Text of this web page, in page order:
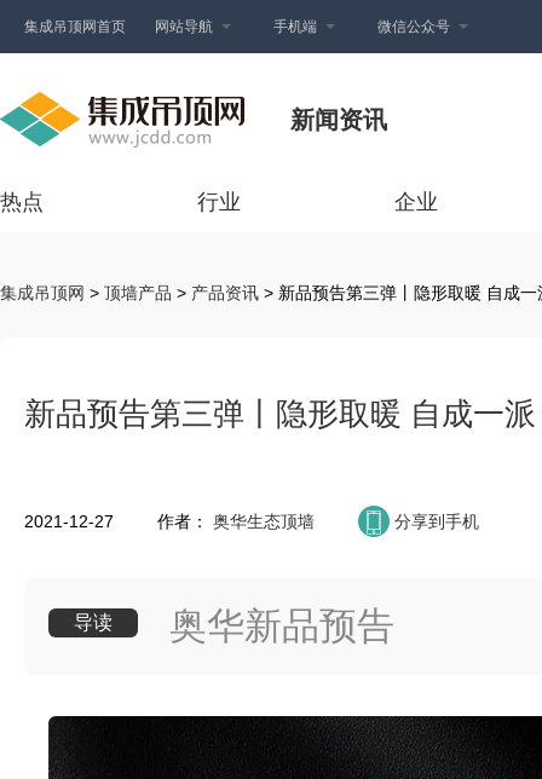
集成吊顶网首页 网站导航 手机端 微信公众号
新闻资讯
热点 行业 企业
集成吊顶网 > 顶墙产品 > 产品资讯 > 新品预告第三弹丨隐形取暖 自成一
新品预告第三弹丨隐形取暖 自成一派
2021-12-27 作者： 奥华生态顶墙 分享到手机
导读 奥华新品预告